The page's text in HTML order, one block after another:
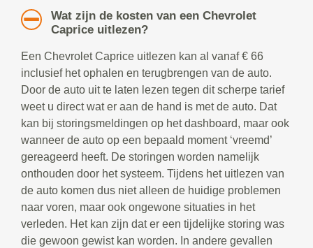
Wat zijn de kosten van een Chevrolet
Caprice uitlezen?
Een Chevrolet Caprice uitlezen kan al vanaf € 66
inclusief het ophalen en terugbrengen van de auto.
Door de auto uit te laten lezen tegen dit scherpe tarief
weet u direct wat er aan de hand is met de auto. Dat
kan bij storingsmeldingen op het dashboard, maar ook
wanneer de auto op een bepaald moment ‘vreemd’
gereageerd heeft. De storingen worden namelijk
onthouden door het systeem. Tijdens het uitlezen van
de auto komen dus niet alleen de huidige problemen
naar voren, maar ook ongewone situaties in het
verleden. Het kan zijn dat er een tijdelijke storing was
die gewoon gewist kan worden. In andere gevallen